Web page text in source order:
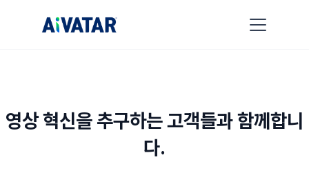
영상 혁신을 추구하는 고객들과 함께합니
다.